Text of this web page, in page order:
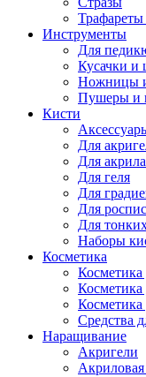
Инструменты
Для
Кусачки и
Ножницы
Пушеры и
Кисти
Для
Для акрила
Для геля
Для
Для
Для
Наборы
Косметика
Косметика
Косметика
Косметика
Средства
Наращивание
Акригели
Акриловая